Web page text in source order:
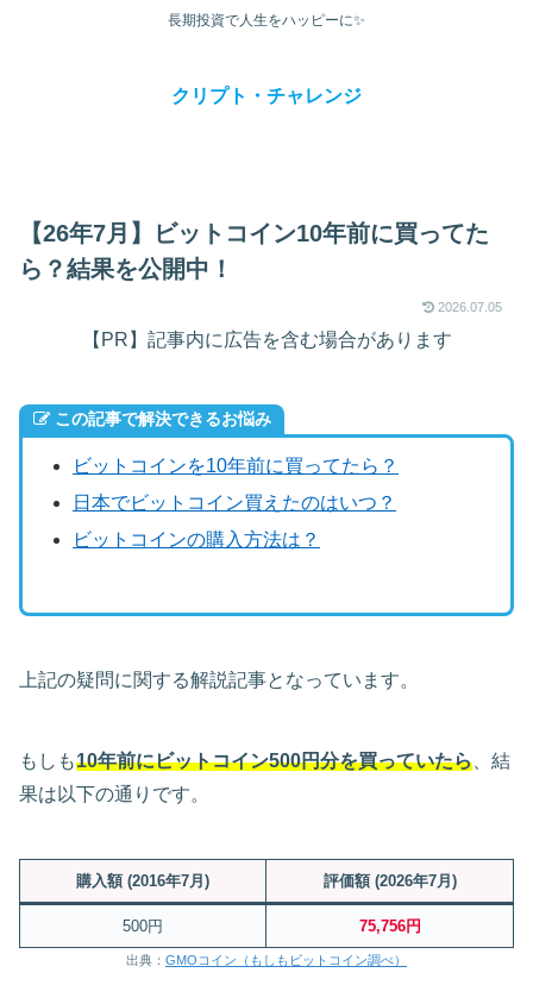
長期投資で人生をハッピーに✨
クリプト・チャレンジ
【26年7月】ビットコイン10年前に買ってた
ら？結果を公開中！
2026.07.05
【PR】記事内に広告を含む場合があります
この記事で解決できるお悩み
ビットコインを10年前に買ってたら？
日本でビットコイン買えたのはいつ？
ビットコインの購入方法は？
上記の疑問に関する解説記事となっています。
もしも10年前にビットコイン500円分を買っていたら 、結
果は以下の通りです。
購入額 (2016年7月) 評価額 (2026年7月)
500円 75,756円
出典： GMOコイン（もしもビットコイン調べ）